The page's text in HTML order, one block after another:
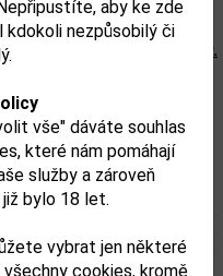
aby ke zde
kdokoli nezpůsobilý či
vše" dáváte souhlas
které nám pomáhají
služby a zároveň
bylo 18 let.
vybrat jen některé
cookies, kromě
obsahovat alergeny.
na obalu
konzumací.
0,75